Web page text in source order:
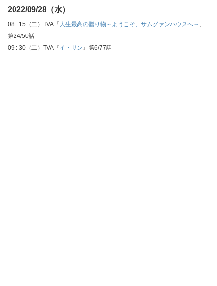
2022/09/28（水）
08 : 15（二）TVA『 人生最高の贈り物～ようこそ、サムグァンハウスへ～ 』
第24/50話
09 : 30（二）TVA『イ・サン 』第6/77話